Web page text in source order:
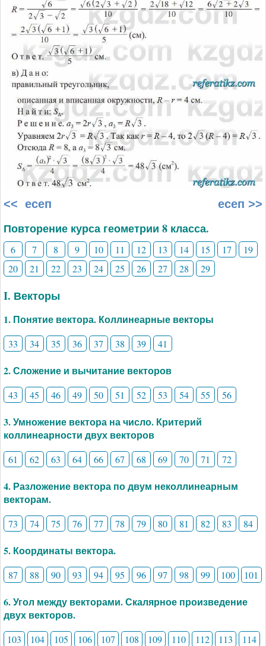
<< есеп есеп >>
Повторение курса геометрии 8 класса.
6 7 8 9 10 11 12 13 14 15 17
19
20
21 22 23 24 25 26 27 28 29
I. Векторы
1. Понятие вектора. Коллинеарные векторы
33 34 35 36 37 38 39 41
2. Сложение и вычитание векторов
43 45 46 49 50 51 52 53 54 55 56
3. Умножение вектора на число. Критерий
коллинеарности двух векторов
61 62 63 64 66 67 68 69 70 71 72
4. Разложение вектора по двум неколлинеарным
векторам.
73 74 75 76 77 78 79 80 81 82 83 84
5. Координаты вектора.
87 88 90 93 94 95 96 97 98 99 100 101
6. Угол между векторами. Скалярное произведение
двух векторов.
103 104 105 106 107 108 109 110 112 113 114